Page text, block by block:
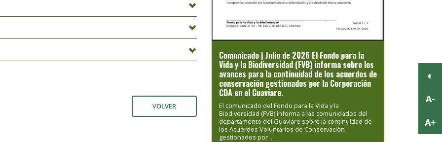
VOLVER
Comunicado | Julio de 2026 El Fondo para la
Vida y la Biodiversidad (FVB) informa sobre los
avances para la continuidad de los acuerdos de
conservación gestionados por la Corporación
CDA en el Guaviare.
El comunicado del Fondo para la Vida y la
Biodiversidad (FVB) informa a las comunidades del
departamento del Guaviare sobre la continuidad de
los Acuerdos Voluntarios de Conservación
gestionados por ...
Previous
Next